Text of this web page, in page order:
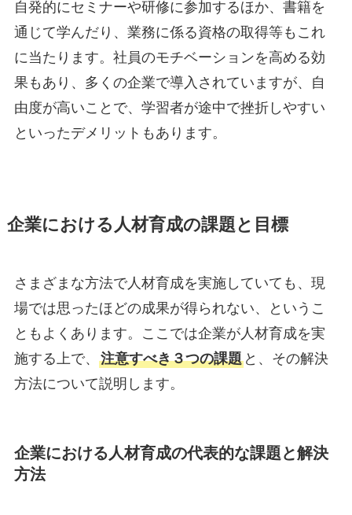
自発的にセミナーや研修に参加するほか、書籍を
通じて学んだり、業務に係る資格の取得等もこれ
に当たります。社員のモチベーションを高める効
果もあり、多くの企業で導入されていますが、自
由度が高いことで、学習者が途中で挫折しやすい
といったデメリットもあります。
企業における人材育成の課題と目標
さまざまな方法で人材育成を実施していても、現
場では思ったほどの成果が得られない、というこ
ともよくあります。ここでは企業が人材育成を実
施する上で、 注意すべき３つの課題と、その解決
方法について説明します。
企業における人材育成の代表的な課題と解決
方法